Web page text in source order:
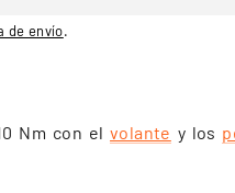
de envío.
Nm con elvolante y los